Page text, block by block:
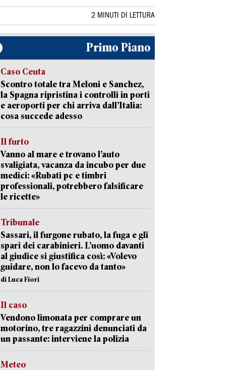
2 MINUTI DI LETTURA
Primo Piano
Caso Ceuta
Scontro totale tra Meloni e Sanchez,
la Spagna ripristina i controlli in porti
e aeroporti per chi arriva dall’Italia:
cosa succede adesso
Il furto
Vanno al mare e trovano l’auto
svaligiata, vacanza da incubo per due
medici: «Rubati pc e timbri
professionali, potrebbero falsificare
le ricette»
Tribunale
Sassari, il furgone rubato, la fuga e gli
spari dei carabinieri. L’uomo davanti
al giudice si giustifica così: «Volevo
guidare, non lo facevo da tanto»
di Luca Fiori
Il caso
Vendono limonata per comprare un
motorino, tre ragazzini denunciati da
un passante: interviene la polizia
Meteo